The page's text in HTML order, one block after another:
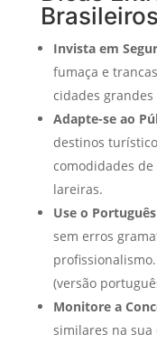
Brasileiros
Invista em
fumaça e
cidades grandes
Adapte-se ao
destinos
comodidades
lareiras.
Use o
sem erros
(versão
Monitore a
similares na